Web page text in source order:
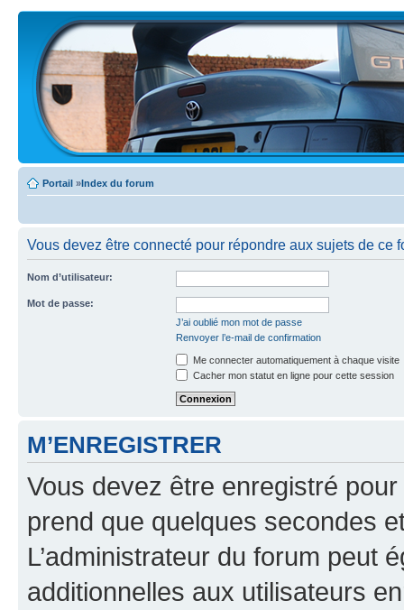
Portail »Index du forum
Vous devez être connecté pour répondre aux sujets de ce
Nom d’utilisateur:
Mot de passe:
J’ai oublié mon mot de passe
Renvoyer l’e-mail de confirmation
Me connecter automatiquement à chaque visite
Cacher mon statut en ligne pour cette session
M’ENREGISTRER
Vous devez être enregistré
prend que quelques secondes
L’administrateur du forum peut
additionnelles aux utilisateurs